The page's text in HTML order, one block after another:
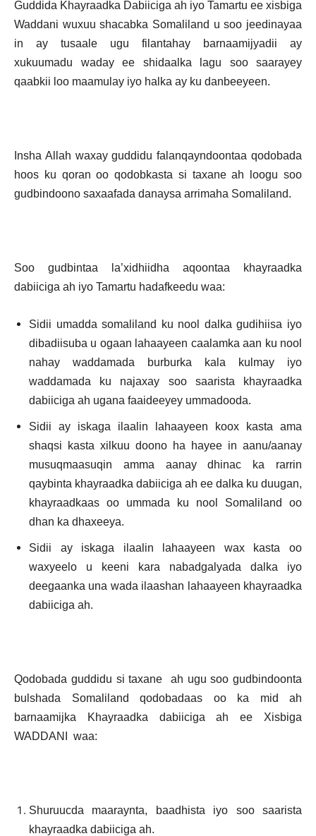
Guddida Khayraadka Dabiiciga ah iyo Tamartu ee xisbiga
Waddani wuxuu shacabka Somaliland u soo jeedinayaa
in ay tusaale ugu filantahay barnaamijyadii ay
xukuumadu waday ee shidaalka lagu soo saarayey
qaabkii loo maamulay iyo halka ay ku danbeeyeen.
Insha Allah waxay guddidu falanqayndoontaa qodobada
hoos ku qoran oo qodobkasta si taxane ah loogu soo
gudbindoono saxaafada danaysa arrimaha Somaliland.
Soo gudbintaa la’xidhiidha aqoontaa khayraadka
dabiiciga ah iyo Tamartu hadafkeedu waa:
Sidii umadda somaliland ku nool dalka gudihiisa iyo
dibadiisuba u ogaan lahaayeen caalamka aan ku nool
nahay waddamada burburka kala kulmay iyo
waddamada ku najaxay soo saarista khayraadka
dabiiciga ah ugana faaideeyey ummadooda.
Sidii ay iskaga ilaalin lahaayeen koox kasta ama
shaqsi kasta xilkuu doono ha hayee in aanu/aanay
musuqmaasuqin amma aanay dhinac ka rarrin
qaybinta khayraadka dabiiciga ah ee dalka ku duugan,
khayraadkaas oo ummada ku nool Somaliland oo
dhan ka dhaxeeya.
Sidii ay iskaga ilaalin lahaayeen wax kasta oo
waxyeelo u keeni kara nabadgalyada dalka iyo
deegaanka una wada ilaashan lahaayeen khayraadka
dabiiciga ah.
Qodobada guddidu si taxane ah ugu soo gudbindoonta
bulshada Somaliland qodobadaas oo ka mid ah
barnaamijka Khayraadka dabiiciga ah ee Xisbiga
WADDANI waa:
Shuruucda maaraynta, baadhista iyo soo saarista
khayraadka dabiiciga ah.